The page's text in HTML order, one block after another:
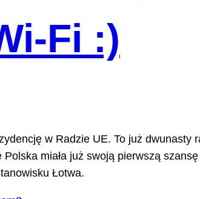
Fi :)
w Radzie UE. To już
miała już swoją pierwszą
Łotwa.